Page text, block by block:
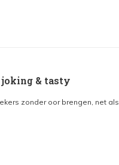
joking & tasty
zonder oor brengen, net als